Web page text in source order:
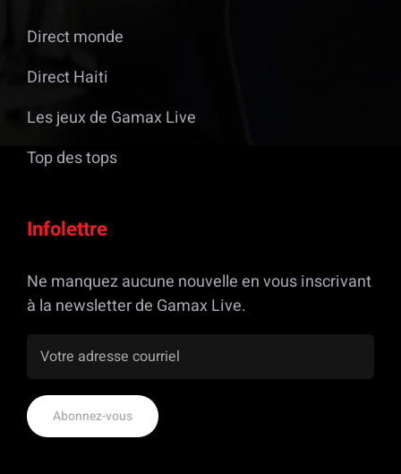
Direct monde
Direct Haiti
Les jeux de Gamax Live
Top des tops
Infolettre
Ne manquez aucune nouvelle en vous inscrivant
à la newsletter de Gamax Live.